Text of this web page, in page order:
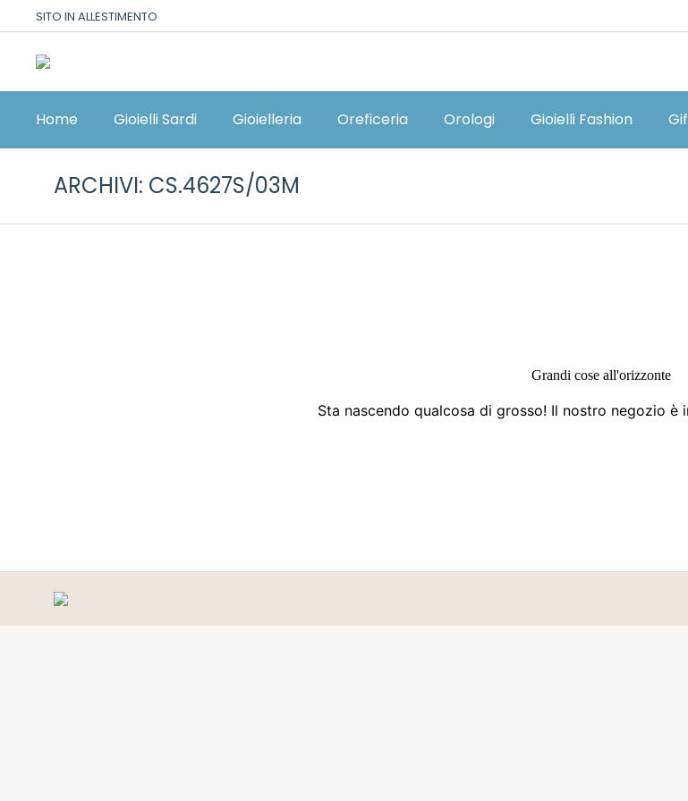
SITO IN ALLESTIMENTO
Home Gioielli Sardi Gioielleria Oreficeria Orologi Gioielli Fashion
ARCHIVI: CS.4627S/03M
Grandi cose all'orizzonte
Sta nascendo qualcosa di grosso! Il nostro negozio è